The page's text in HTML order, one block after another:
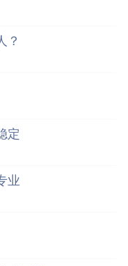
？
定
业